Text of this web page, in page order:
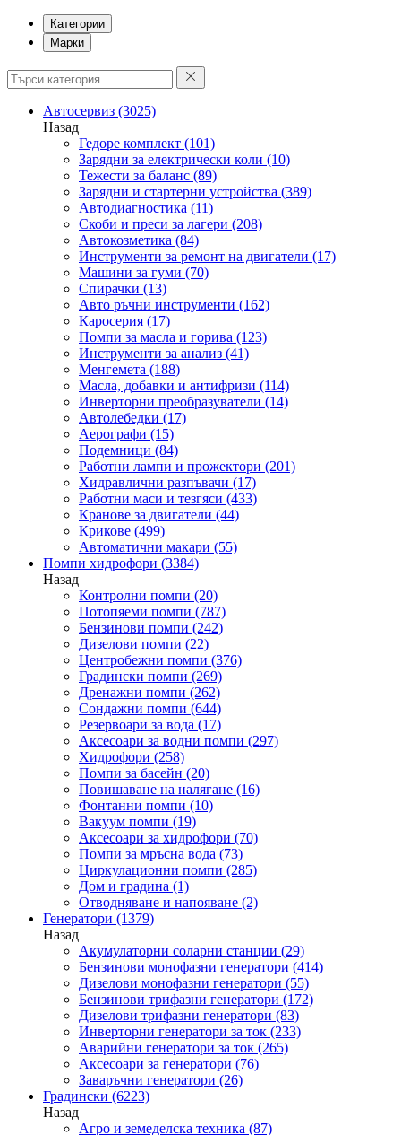
Категории
Марки
Автосервиз (3025)
Назад
Гедоре комплект (101)
Зарядни за електрически коли (10)
Тежести за баланс (89)
Зарядни и стартерни устройства (389)
Автодиагностика (11)
Скоби и преси за лагери (208)
Автокозметика (84)
Инструменти за ремонт на двигатели (17)
Машини за гуми (70)
Спирачки (13)
Авто ръчни инструменти (162)
Каросерия (17)
Помпи за масла и горива (123)
Инструменти за анализ (41)
Менгемета (188)
Масла, добавки и антифризи (114)
Инверторни преобразуватели (14)
Автолебедки (17)
Аерографи (15)
Подемници (84)
Работни лампи и прожектори (201)
Хидравлични разпъвачи (17)
Работни маси и тезгяси (433)
Кранове за двигатели (44)
Крикове (499)
Автоматични макари (55)
Помпи хидрофори (3384)
Назад
Контролни помпи (20)
Потопяеми помпи (787)
Бензинови помпи (242)
Дизелови помпи (22)
Центробежни помпи (376)
Градински помпи (269)
Дренажни помпи (262)
Сондажни помпи (644)
Резервоари за вода (17)
Аксесоари за водни помпи (297)
Хидрофори (258)
Помпи за басейн (20)
Повишаване на налягане (16)
Фонтанни помпи (10)
Вакуум помпи (19)
Аксесоари за хидрофори (70)
Помпи за мръсна вода (73)
Циркулационни помпи (285)
Дом и градина (1)
Отводняване и напояване (2)
Генератори (1379)
Назад
Акумулаторни соларни станции (29)
Бензинови монофазни генератори (414)
Дизелови монофазни генератори (55)
Бензинови трифазни генератори (172)
Дизелови трифазни генератори (83)
Инверторни генератори за ток (233)
Аварийни генератори за ток (265)
Аксесоари за генератори (76)
Заваръчни генератори (26)
Градински (6223)
Назад
Агро и земеделска техника (87)